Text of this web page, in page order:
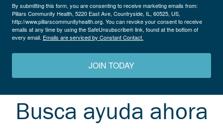
By submitting this form, you are consenting to receive marketing emails from:
Pillars Community Health, 5220 East Ave, Countryside, IL, 60525, US,
http://www.pillarscommunityhealth.org. You can revoke your consent to receive
emails at any time by using the SafeUnsubscribe® link, found at the bottom of
every email. Emails are serviced by Constant Contact.
JOIN TODAY
Busca ayuda ahora